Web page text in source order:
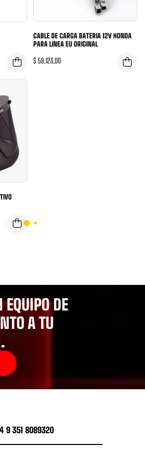
CABLE DE CARGA BATERIA 12V HONDA
PARA LINEA EU ORIGINAL
$ 59.123,00
DE
A TU
9 351 8089320